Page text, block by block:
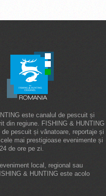
este canalul de pescuit și
din regiune. FISHING & HUNTING
pescuit și vânatoare, reportaje și
mai prestigioase evenimente și
de ore pe zi.
local, regional sau
& HUNTING este acolo